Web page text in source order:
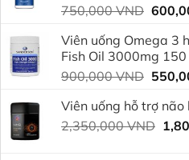
750,000VND Giá
là:
Viên uống Omega 3
Fish Oil 3000mg 150
900,000VND Giá
là:
Viên uống hỗ trợ
2,350,000VND Giá